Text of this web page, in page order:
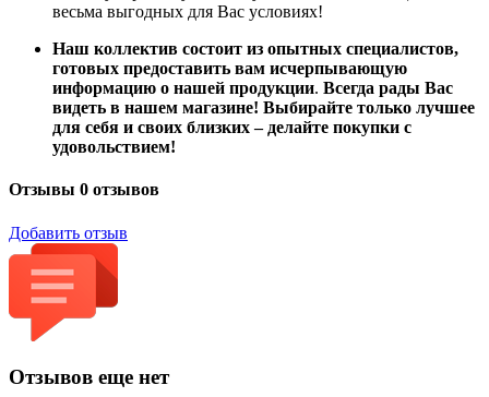
весьма выгодных для Вас условиях!
Наш коллектив состоит из опытных специалистов,
готовых предоставить вам исчерпывающую
информацию о нашей продукции. Всегда рады Вас
видеть в нашем магазине! Выбирайте только лучшее
для себя и своих близких – делайте покупки с
удовольствием!
Отзывы 0 отзывов
Добавить отзыв
Отзывов еще нет